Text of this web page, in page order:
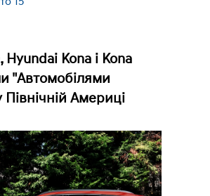
Hyundai Kona і Kona
"Автомобілями
Північній Америці